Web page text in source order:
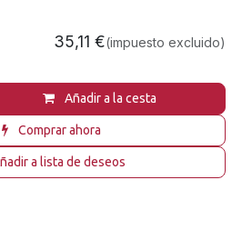
Añadir a la cesta
Comprar ahora
a lista de deseos
35,11 €(impuesto excluido)